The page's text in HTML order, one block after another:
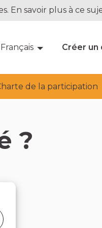
En savoir plus à ce
Français ChooseCréer un
de la participation
?